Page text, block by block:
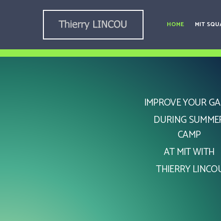
HOME MIT
IMPROVE YOUR
DURING
CAMP
AT MIT WITH
THIERRY